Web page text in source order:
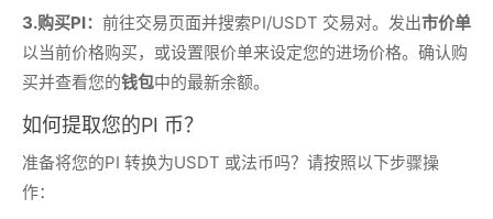
3.购买PI： 前往交易页面并搜索PI/USDT 交易对。发出市价单
以当前价格购买，或设置限价单来设定您的进场价格。确认购
买并查看您的钱包中的最新余额。
如何提取您的PI 币？
准备将您的PI 转换为USDT 或法币吗？请按照以下步骤操
作：